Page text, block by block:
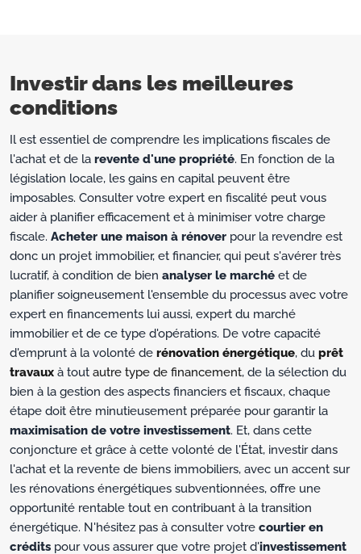
Investir dans les meilleures
conditions
Il est essentiel de comprendre les implications fiscales de
l'achat et de la revente d'une propriété. En fonction de la
législation locale, les gains en capital peuvent être
imposables. Consulter votre expert en fiscalité peut vous
aider à planifier efficacement et à minimiser votre charge
fiscale. Acheter une maison à rénover pour la revendre est
donc un projet immobilier, et financier, qui peut s'avérer très
lucratif, à condition de bien analyser le marché et de
planifier soigneusement l'ensemble du processus avec votre
expert en financements lui aussi, expert du marché
immobilier et de ce type d'opérations. De votre capacité
d'emprunt à la volonté de rénovation énergétique, du prêt
travaux à tout autre type de financement, de la sélection du
bien à la gestion des aspects financiers et fiscaux, chaque
étape doit être minutieusement préparée pour garantir la
maximisation de votre investissement. Et, dans cette
conjoncture et grâce à cette volonté de l'État, investir dans
l'achat et la revente de biens immobiliers, avec un accent sur
les rénovations énergétiques subventionnées, offre une
opportunité rentable tout en contribuant à la transition
énergétique. N'hésitez pas à consulter votre courtier en
crédits pour vous assurer que votre projet d'investissement